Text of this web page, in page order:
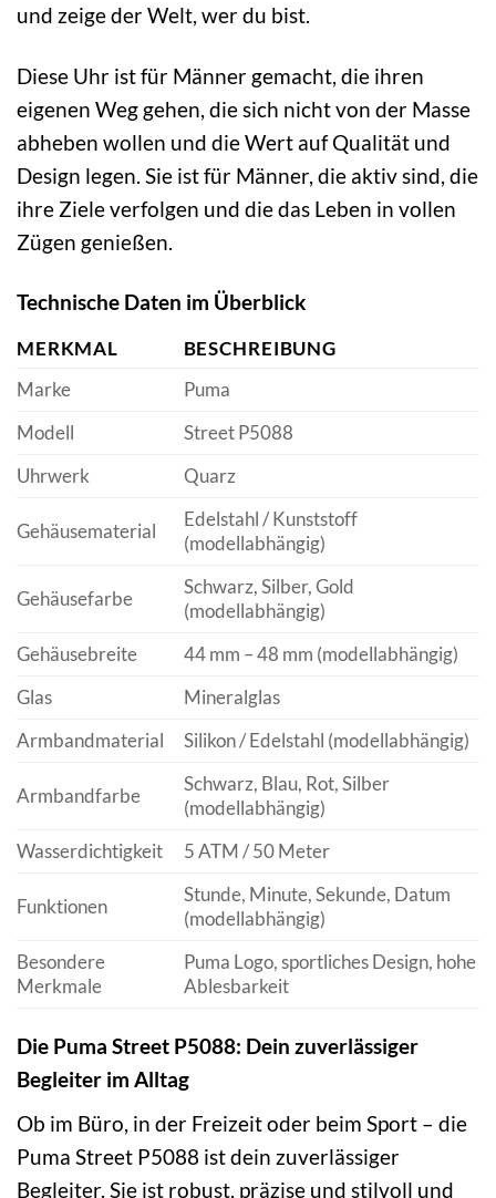
und zeige der Welt, wer du bist.
Diese Uhr ist für Männer gemacht, die ihren
eigenen Weg gehen, die sich nicht von der Masse
abheben wollen und die Wert auf Qualität und
Design legen. Sie ist für Männer, die aktiv sind, die
ihre Ziele verfolgen und die das Leben in vollen
Zügen genießen.
Technische Daten im Überblick
MERKMAL
BESCHREIBUNG
Marke
Puma
Modell
Street P5088
Uhrwerk
Quarz
Gehäusematerial
Edelstahl / Kunststoff
(modellabhängig)
Gehäusefarbe
Schwarz, Silber, Gold
(modellabhängig)
Gehäusebreite
44 mm – 48 mm (modellabhängig)
Glas
Mineralglas
Armbandmaterial
Silikon / Edelstahl (modellabhängig)
Armbandfarbe
Schwarz, Blau, Rot, Silber
(modellabhängig)
Wasserdichtigkeit
5 ATM / 50 Meter
Funktionen
Stunde, Minute, Sekunde, Datum
(modellabhängig)
Besondere
Merkmale
Puma Logo, sportliches Design, hohe
Ablesbarkeit
Die Puma Street P5088: Dein zuverlässiger
Begleiter im Alltag
Ob im Büro, in der Freizeit oder beim Sport – die
Puma Street P5088 ist dein zuverlässiger
Begleiter. Sie ist robust, präzise und stilvoll und